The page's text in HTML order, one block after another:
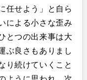
任せよう」と自ら
による小さな歪み
とつの出来事は大
ぶ良さもありまし
り続けていくこと